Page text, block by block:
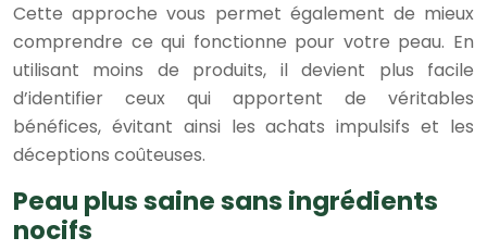
Cette approche vous permet également de mieux
comprendre ce qui fonctionne pour votre peau. En
utilisant moins de produits, il devient plus facile
d’identifier ceux qui apportent de véritables
bénéfices, évitant ainsi les achats impulsifs et les
déceptions coûteuses.
Peau plus saine sans ingrédients
nocifs